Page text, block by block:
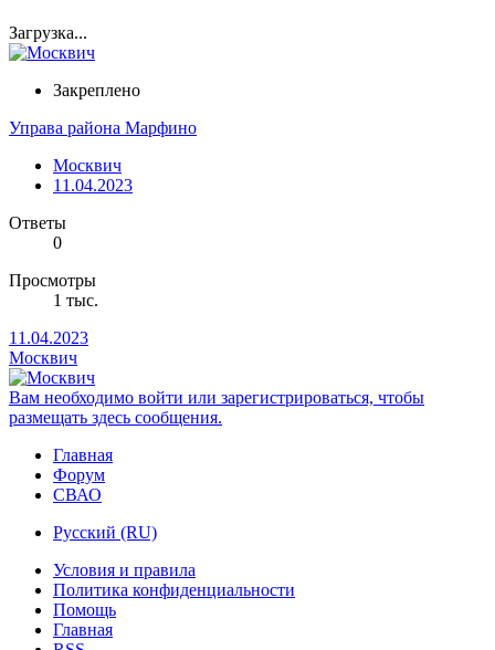
Загрузка...
Закреплено
Управа района Марфино
Москвич
11.04.2023
Ответы
0
Просмотры
1 тыс.
11.04.2023
Москвич
Вам необходимо войти или зарегистрироваться, чтобы
размещать здесь сообщения.
Главная
Форум
СВАО
Русский (RU)
Условия и правила
Политика конфиденциальности
Помощь
Главная